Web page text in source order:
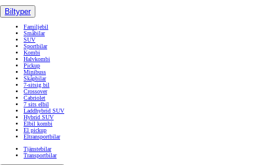
Biltyper
Familjebil
Småbilar
SUV
Sportbilar
Kombi
Halvkombi
Pickup
Minibuss
Skåpbilar
7-sitsig bil
Crossover
Cabriolet
7 sits elbil
Laddhybrid SUV
Hybrid SUV
Elbil kombi
El pickup
Eltransportbilar
Tjänstebilar
Transportbilar